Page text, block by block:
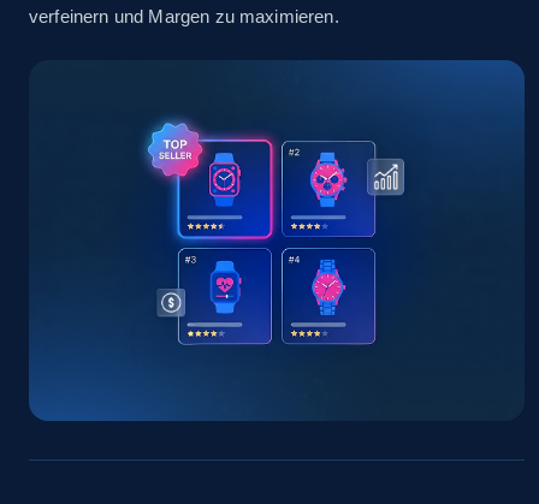
Amazon sellers info
Seller id, URL, Seller name, Description, Detailed
378+ Jetzt anfangen
URL, Product id, Title, Seller name, Seller rating,
Seller reviews, Breadcrumbs, Root category, and
2.5K+ 359+ Jetzt anfangen
verfeinern und Margen zu maximieren.